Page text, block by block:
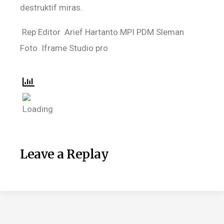
destruktif miras.
Rep Editor Arief Hartanto MPI PDM Sleman
Foto Iframe Studio pro
Leave a Replay